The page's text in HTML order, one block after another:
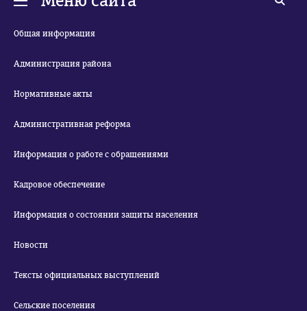
Общая информация
Администрация района
Нормативные акты
Административная реформа
Информация о работе с обращениями
Кадровое обеспечение
Информация о состоянии защиты населения
Новости
Тексты официальных выступлений
Сельские поселения